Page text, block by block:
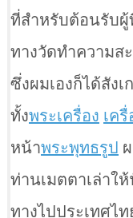
ที่สำหรับต้อนรับผู้
ทางวัดทำความส
ซึ่งผมเองก็ได้สัง
ทั้งพระเครื่อง เครื่
หน้าพระพุทธรูป
ท่านเมตตาเล่าใ
ทางไปประเทศไ